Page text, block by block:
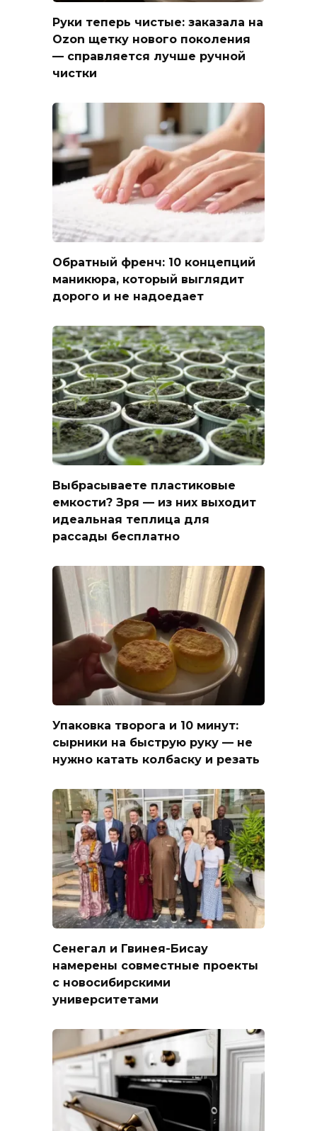
Руки теперь чистые: заказала на
Ozon щетку нового поколения
— справляется лучше ручной
чистки
Обратный френч: 10 концепций
маникюра, который выглядит
дорого и не надоедает
Выбрасываете пластиковые
емкости? Зря — из них выходит
идеальная теплица для
рассады бесплатно
Упаковка творога и 10 минут:
сырники на быструю руку — не
нужно катать колбаску и резать
Сенегал и Гвинея-Бисау
намерены совместные проекты
с новосибирскими
университетами